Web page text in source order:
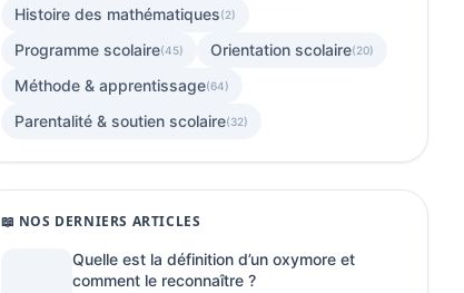
Histoire des mathématiques(2)
Programme scolaire(45) Orientation scolaire(20)
Méthode & apprentissage(64)
Parentalité & soutien scolaire(32)
📖 NOS DERNIERS ARTICLES
Quelle est la définition d’un oxymore et
comment le reconnaître ?